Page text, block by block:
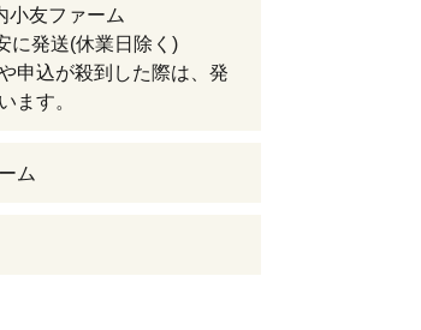
友ファーム
に発送(休業日除く)
申込が殺到した際は、発
ます。
ム